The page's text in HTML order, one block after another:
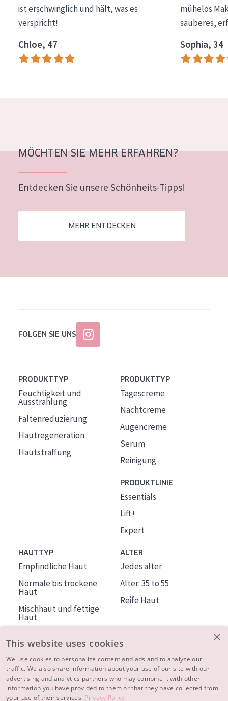
PRODUKTLINIE
Essentials
Lift+
Expert
Mischhaut und fettige Haut
Reife Haut
Der Sonne ausgesetzte Haut
Jedes alter
Reife Haut
ist erschwinglich und hält, was es
verspricht!
Chloe, 47
mühelos
sauberes,
Sophia, 34
MÖCHTEN SIE MEHR ERFAHREN?
Entdecken Sie unsere Schönheits-Tipps!
MEHR ENTDECKEN
FOLGEN SIE UNS
PRODUKTTYP
Feuchtigkeit und
Ausstrahlung
Faltenreduzierung
Hautregeneration
Hautstraffung
PRODUKTTYP
Tagescreme
Nachtcreme
Augencreme
Serum
Reinigung
PRODUKTLINIE
Essentials
Lift+
Expert
HAUTTYP
Empfindliche Haut
Normale bis trockene
Haut
Mischhaut und fettige
Haut
Haut
ALTER
Jedes alter
Alter: 35 to 55
Reife Haut
ÜBER DIADERMINE
Mehr über uns
×
This website uses cookies
We use cookies to personalize content and ads and to analyze our
traffic. We also share information about your use of our site with our
advertising and analytics partners who may combine it with other
information you have provided to them or that they have collected from
your use of their services. Privacy Policy